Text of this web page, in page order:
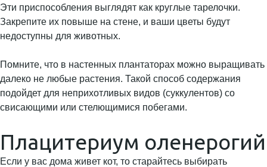
Эти приспособления выглядят как круглые тарелочки.
Закрепите их повыше на стене, и ваши цветы будут
недоступны для животных.
Помните, что в настенных плантаторах можно выращивать
далеко не любые растения. Такой способ содержания
подойдет для неприхотливых видов (суккулентов) со
свисающими или стелющимися побегами.
Плацитериум оленерогий
Если у вас дома живет кот, то старайтесь выбирать